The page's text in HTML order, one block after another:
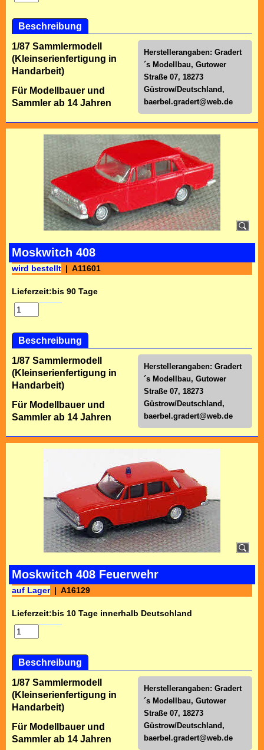
Beschreibung
Herstellerangaben: Gradert
´s Modellbau, Gutower
Straße 07, 18273
Güstrow/Deutschland,
baerbel.gradert@web.de
1/87 Sammlermodell
(Kleinserienfertigung in
Handarbeit)
Für Modellbauer und
Sammler ab 14 Jahren
Moskwitch 408
wird bestellt A11601
Lieferzeit:bis 90 Tage
Beschreibung
Herstellerangaben: Gradert
´s Modellbau, Gutower
Straße 07, 18273
Güstrow/Deutschland,
baerbel.gradert@web.de
1/87 Sammlermodell
(Kleinserienfertigung in
Handarbeit)
Für Modellbauer und
Sammler ab 14 Jahren
Moskwitch 408 Feuerwehr
auf Lager A16129
Lieferzeit:bis 10 Tage innerhalb Deutschland
Beschreibung
Herstellerangaben: Gradert
´s Modellbau, Gutower
Straße 07, 18273
Güstrow/Deutschland,
baerbel.gradert@web.de
1/87 Sammlermodell
(Kleinserienfertigung in
Handarbeit)
Für Modellbauer und
Sammler ab 14 Jahren